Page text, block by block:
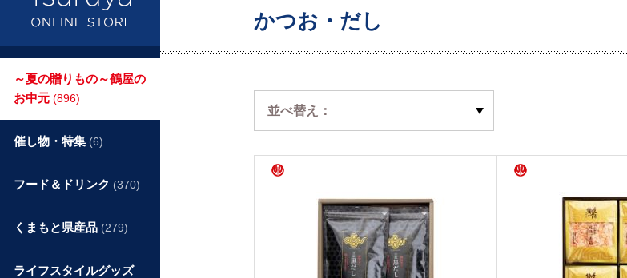
かつお・だし
並べ替え：
～夏の贈りもの～鶴屋の
お中元 (896)
催し物・特集 (6)
フード＆ドリンク (370)
くまもと県産品 (279)
ライフスタイルグッズ